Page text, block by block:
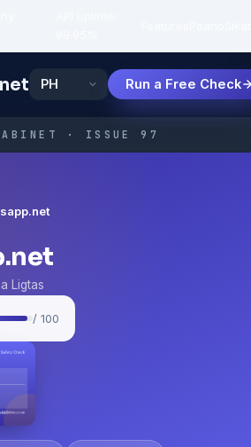
Run a Free Check
· ISSUE 97
Ligtas
/ 100